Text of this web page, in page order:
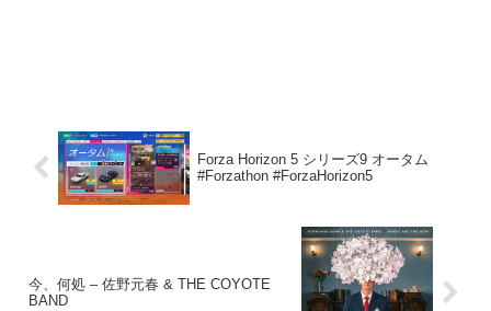
Forza Horizon 5 シリーズ9 オータム
#Forzathon #ForzaHorizon5
今、何処 – 佐野元春 & THE COYOTE
BAND